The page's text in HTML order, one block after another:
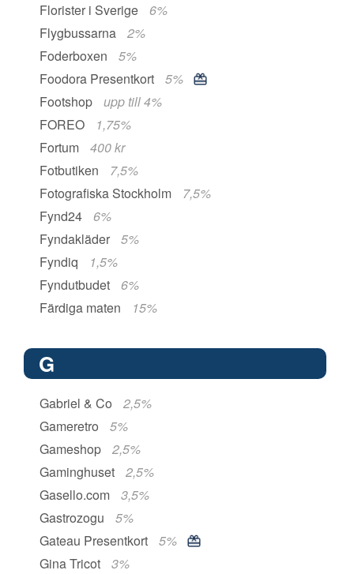
Florister i Sverige
6%
Flygbussarna
2%
Foderboxen
5%
Foodora Presentkort
5%
Footshop
upp till 4%
FOREO
1,75%
Fortum
400 kr
Fotbutiken
7,5%
Fotografiska Stockholm
7,5%
Fynd24
6%
Fyndakläder
5%
Fyndiq
1,5%
Fyndutbudet
6%
Färdiga maten
15%
G
Gabriel & Co
2,5%
Gameretro
5%
Gameshop
2,5%
Gaminghuset
2,5%
Gasello.com
3,5%
Gastrozogu
5%
Gateau Presentkort
5%
Gina Tricot
3%